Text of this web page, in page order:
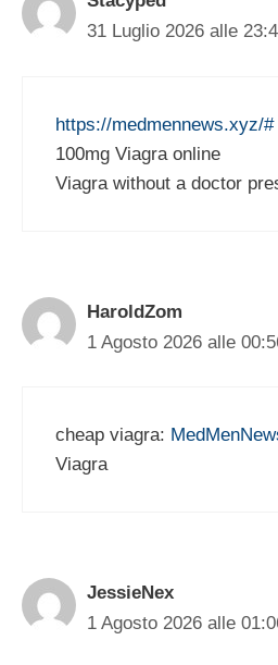
31 Luglio 2026 alle
https://medmennews.xyz/#
100mg Viagra online
Viagra without a doctor
HaroldZom
1 Agosto 2026 alle
cheap viagra:
Viagra
JessieNex
1 Agosto 2026 alle